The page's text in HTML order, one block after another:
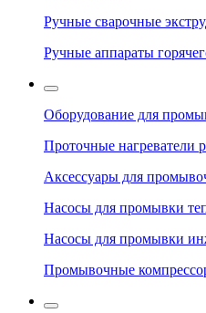
Ручные сварочные
Ручные аппараты
Оборудование для
Проточные нагреватели
Аксессуары для
Насосы для промывки
Насосы для промывки
Промывочные